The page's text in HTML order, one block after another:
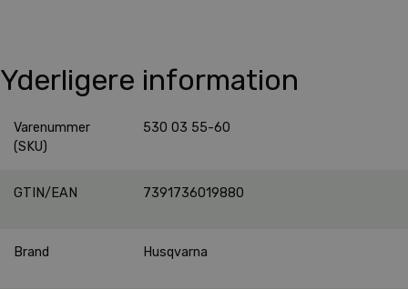
Yderligere information
Varenummer
(SKU)
530 03 55-60
GTIN/EAN 7391736019880
Brand Husqvarna